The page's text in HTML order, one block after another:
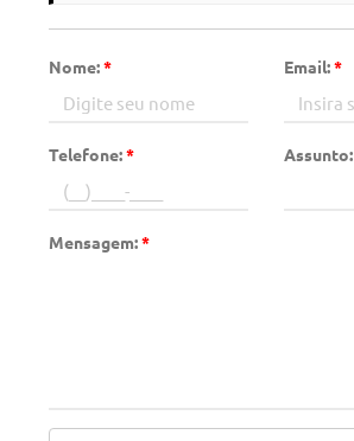
Nome:* Email:*
Telefone:* Assunto:
Mensagem:*